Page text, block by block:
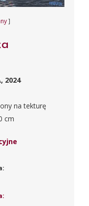
]
2024
na tekturę
cm